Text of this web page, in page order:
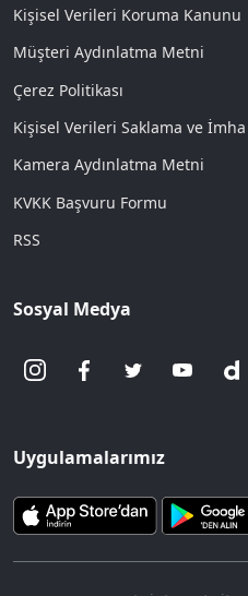
Kişisel Verileri Koruma Kanunu
Müşteri Aydınlatma Metni
Çerez Politikası
Kişisel Verileri Saklama ve İmha
Kamera Aydınlatma Metni
KVKK Başvuru Formu
RSS
Sosyal Medya
Uygulamalarımız